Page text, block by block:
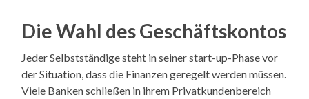
Die Wahl des Geschäftskontos
Jeder Selbstständige steht in seiner start-up-Phase vor
der Situation, dass die Finanzen geregelt werden müssen.
Viele Banken schließen in ihrem Privatkundenbereich